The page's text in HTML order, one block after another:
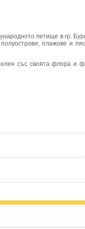
летище в гр.
плажове и
със своята флора и